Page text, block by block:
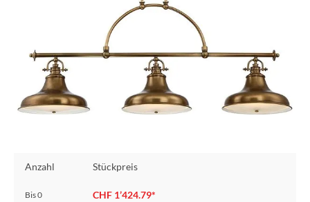
Anzahl Stückpreis
Bis0 CHF 1’424.79*